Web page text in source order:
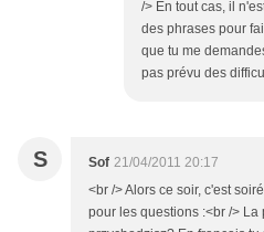
/> En tout cas, il
des phrases pour
que tu me
pas prévu des
S Sof 21/04/2011 20:17
<br /> Alors ce soir, c'est
pour les questions :<br /> La